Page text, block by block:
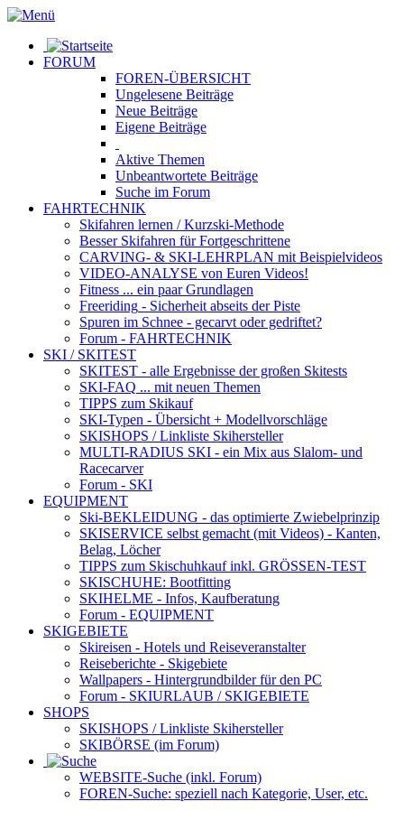
FORUM
FOREN-ÜBERSICHT
Ungelesene Beiträge
Neue Beiträge
Eigene Beiträge
Aktive Themen
Unbeantwortete Beiträge
Suche im Forum
FAHRTECHNIK
Skifahren lernen / Kurzski-Methode
Besser Skifahren für Fortgeschrittene
CARVING- & SKI-LEHRPLAN mit Beispielvideos
VIDEO-ANALYSE von Euren Videos!
Fitness ... ein paar Grundlagen
Freeriding - Sicherheit abseits der Piste
Spuren im Schnee - gecarvt oder gedriftet?
Forum - FAHRTECHNIK
SKI / SKITEST
SKITEST - alle Ergebnisse der großen Skitests
SKI-FAQ ... mit neuen Themen
TIPPS zum Skikauf
SKI-Typen - Übersicht + Modellvorschläge
SKISHOPS / Linkliste Skihersteller
MULTI-RADIUS SKI - ein Mix aus Slalom- und
Racecarver
Forum - SKI
EQUIPMENT
Ski-BEKLEIDUNG - das optimierte Zwiebelprinzip
SKISERVICE selbst gemacht (mit Videos) - Kanten,
Belag, Löcher
TIPPS zum Skischuhkaufinkl. GRÖSSEN-TEST
SKISCHUHE: Bootfitting
SKIHELME - Infos, Kaufberatung
Forum - EQUIPMENT
SKIGEBIETE
Skireisen - Hotels und Reiseveranstalter
Reiseberichte - Skigebiete
Wallpapers - Hintergrundbilder für den PC
Forum - SKIURLAUB / SKIGEBIETE
SHOPS
SKISHOPS / Linkliste Skihersteller
SKIBÖRSE (im Forum)
WEBSITE-Suche (inkl. Forum)
FOREN-Suche: speziell nach Kategorie, User, etc.